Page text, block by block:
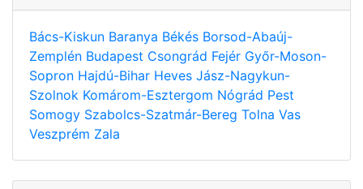
Bács-Kiskun Baranya Békés Borsod-Abaúj-
Zemplén Budapest Csongrád Fejér Győr-Moson-
Sopron Hajdú-Bihar Heves Jász-Nagykun-
Szolnok Komárom-Esztergom Nógrád Pest
Somogy Szabolcs-Szatmár-Bereg Tolna Vas
Veszprém Zala